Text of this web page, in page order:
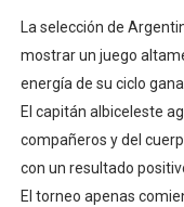
La selección de
mostrar un juego
energía de su ciclo
El capitán albiceleste
compañeros y del
con un resultado
El torneo apenas